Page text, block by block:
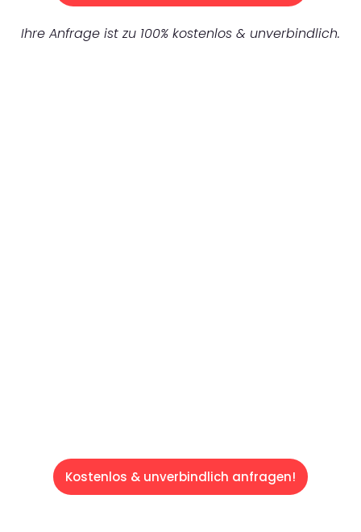
Ihre Anfrage ist zu 100% kostenlos & unverbindlich.
Kostenlos & unverbindlich anfragen!